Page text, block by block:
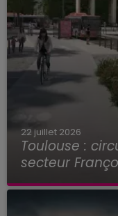
22 juillet 2026
Toulouse :
secteur